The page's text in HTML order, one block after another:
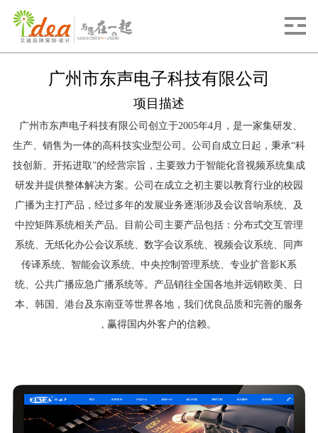
广州市东声电子科技有限公司
项目描述
广州市东声电子科技有限公司创立于2005年4月，是一家集研发、
生产、销售为一体的高科技实业型公司。公司自成立日起，秉承“科
技创新、开拓进取”的经营宗旨，主要致力于智能化音视频系统集成
研发并提供整体解决方案。公司在成立之初主要以教育行业的校园
广播为主打产品，经过多年的发展业务逐渐涉及会议音响系统、及
中控矩阵系统相关产品。目前公司主要产品包括：分布式交互管理
系统、无纸化办公会议系统、数字会议系统、视频会议系统、同声
传译系统、智能会议系统、中央控制管理系统、专业扩音影K系
统、公共广播应急广播系统等。产品销往全国各地并远销欧美、日
本、韩国、港台及东南亚等世界各地，我们优良品质和完善的服务
, 赢得国内外客户的信赖。